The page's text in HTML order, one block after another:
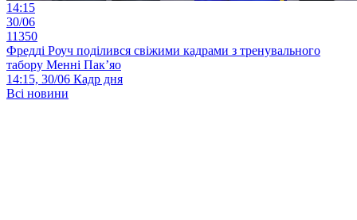
14:15
30/06
11350
Фредді Роуч поділився свіжими кадрами з тренувального
табору Менні Пак’яо
14:15, 30/06 Кадр дня
Всі новини